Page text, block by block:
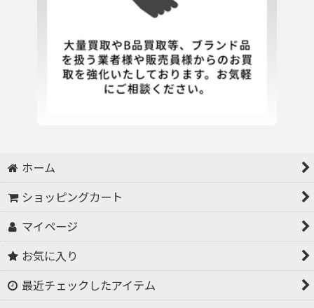
ホーム
ショッピングカート
マイページ
お気に入り
最近チェックしたアイテム